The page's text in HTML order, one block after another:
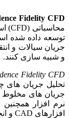
Fidelity CFD
توسعه داده شده
جریان سیالات و
و شبیه سازی کنند.
Fidelity CFD
تحلیل جریان های
جریان های مخلوط
نرم افزار همچنین
افزارهای CAD و انجام تحلیل های ترکیبی را فراهم می کند.